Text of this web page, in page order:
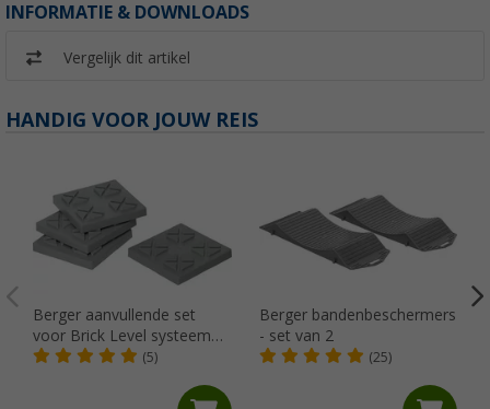
INFORMATIE & DOWNLOADS
Vergelijk dit artikel
HANDIG VOOR JOUW REIS
Berger aanvullende set
voor Brick Level systeem
modulaire opbouw
(5)
Berger bandenbeschermers
- set van 2
(25)